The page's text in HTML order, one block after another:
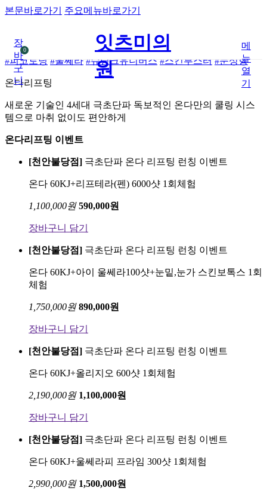
본문바로가기 주요메뉴바로가기
장
바
구
니
0
잇츠미의
원
메
뉴
열
기
#피코토닝 #울쎄라 #슈링크유니버스 #스킨부스터 #눈성형
온다리프팅
새로운 기술인 4세대 극초단파 독보적인 온다만의 쿨링 시스
템으로 마취 없이도 편안하게
온다리프팅 이벤트
[천안불당점] 극초단파 온다 리프팅 런칭 이벤트
온다 60KJ+리프테라(펜) 6000샷 1회체험
1,100,000원 590,000원
장바구니 담기
[천안불당점] 극초단파 온다 리프팅 런칭 이벤트
온다 60KJ+아이 울쎄라100샷+눈밑,눈가 스킨보톡스 1회
체험
1,750,000원 890,000원
장바구니 담기
[천안불당점] 극초단파 온다 리프팅 런칭 이벤트
온다 60KJ+올리지오 600샷 1회체험
2,190,000원 1,100,000원
장바구니 담기
[천안불당점] 극초단파 온다 리프팅 런칭 이벤트
온다 60KJ+울쎄라피 프라임 300샷 1회체험
2,990,000원 1,500,000원